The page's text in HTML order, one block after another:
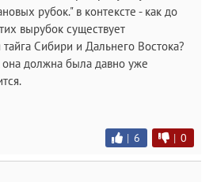
рубок." в контексте - как до
вырубок существует
тайга Сибири и Дальнего Востока?
она должна была давно уже
| 6 | 0